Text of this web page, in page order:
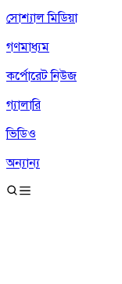
সোশ্যাল মিডিয়া
গণমাধ্যম
কর্পোরেট নিউজ
গ্যালারি
ভিডিও
অন্যান্য